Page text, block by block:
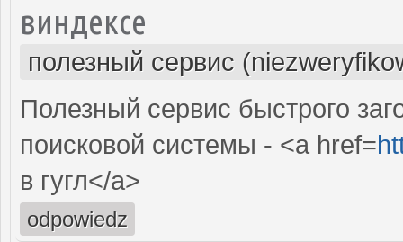
виндексе
полезный сервис
Полезный сервис быстрого
поисковой системы - <a href=
в гугл</a>
odpowiedz